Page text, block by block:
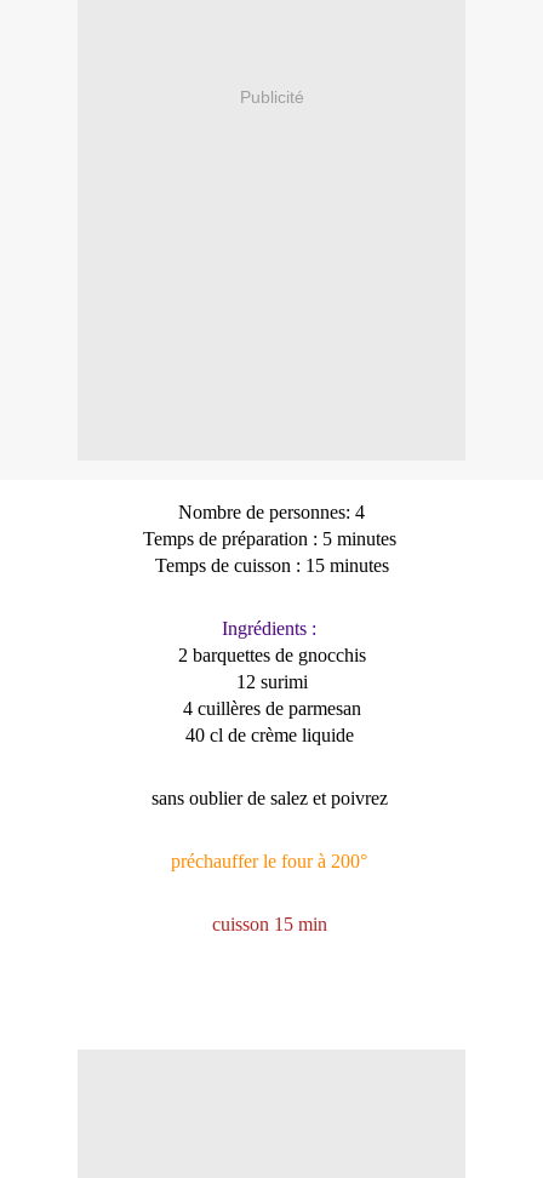
Publicité
Nombre de personnes: 4
Temps de préparation : 5 minutes
Temps de cuisson : 15 minutes
Ingrédients :
2 barquettes de gnocchis
12 surimi
4 cuillères de parmesan
40 cl de crème liquide
sans oublier de salez et poivrez
préchauffer le four à 200°
cuisson 15 min